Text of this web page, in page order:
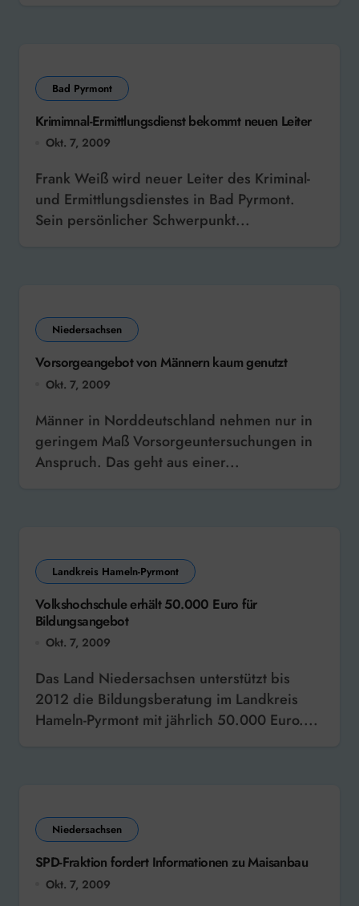
Bad Pyrmont
Krimimnal-Ermittlungsdienst bekommt neuen Leiter
Okt. 7, 2009
Frank Weiß wird neuer Leiter des Kriminal-
und Ermittlungsdienstes in Bad Pyrmont.
Sein persönlicher Schwerpunkt...
Niedersachsen
Vorsorgeangebot von Männern kaum genutzt
Okt. 7, 2009
Männer in Norddeutschland nehmen nur in
geringem Maß Vorsorgeuntersuchungen in
Anspruch. Das geht aus einer...
Landkreis Hameln-Pyrmont
Volkshochschule erhält 50.000 Euro für
Bildungsangebot
Okt. 7, 2009
Das Land Niedersachsen unterstützt bis
2012 die Bildungsberatung im Landkreis
Hameln-Pyrmont mit jährlich 50.000 Euro....
Niedersachsen
SPD-Fraktion fordert Informationen zu Maisanbau
Okt. 7, 2009